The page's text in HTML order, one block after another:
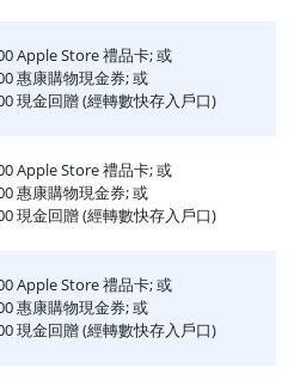
Apple Store 禮品卡; 或
惠康購物現金券; 或
現金回贈 (經轉數快存入戶口)
Apple Store 禮品卡; 或
惠康購物現金券; 或
現金回贈 (經轉數快存入戶口)
Apple Store 禮品卡; 或
惠康購物現金券; 或
現金回贈 (經轉數快存入戶口)